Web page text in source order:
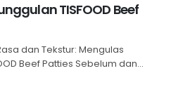
TISFOOD Beef
dan Tekstur: Mengulas
Beef Patties Sebelum dan...